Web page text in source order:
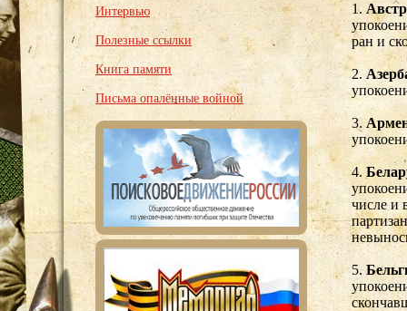
Интервью
Полезные ссылки
Книга памяти
Письма опалённые войной
1.
ран и
2.
3.
4.
числе и
5.